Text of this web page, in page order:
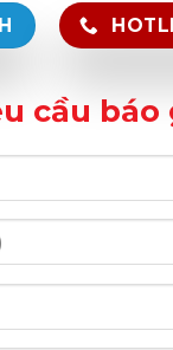
cầu báo